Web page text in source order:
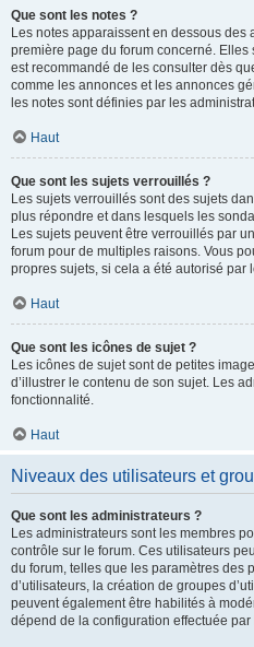
Que sont les notes ?
Les notes apparaissent en dessous des
première page du forum concerné. Elles
est recommandé de les consulter dès
comme les annonces et les annonces
les notes sont définies par les
Haut
Que sont les sujets verrouillés ?
Les sujets verrouillés sont des sujets
plus répondre et dans lesquels les
Les sujets peuvent être verrouillés par
forum pour de multiples raisons. Vous
propres sujets, si cela a été autorisé par
Haut
Que sont les icônes de sujet ?
Les icônes de sujet sont de petites
d’illustrer le contenu de son sujet. Les
fonctionnalité.
Haut
Niveaux des utilisateurs et
Que sont les administrateurs ?
Les administrateurs sont les membres
contrôle sur le forum. Ces utilisateurs
du forum, telles que les paramètres des
d’utilisateurs, la création de groupes
peuvent également être habilités à
dépend de la configuration effectuée